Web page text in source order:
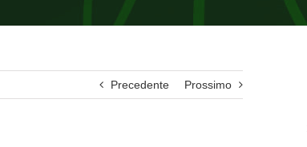
Precedente Prossimo